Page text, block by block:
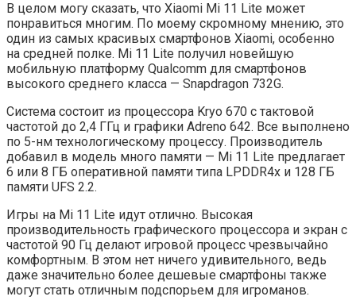
В целом могу сказать, что Xiaomi Mi 11 Lite может
понравиться многим. По моему скромному мнению, это
один из самых красивых смартфонов Xiaomi, особенно
на средней полке. Mi 11 Lite получил новейшую
мобильную платформу Qualcomm для смартфонов
высокого среднего класса — Snapdragon 732G.
Система состоит из процессора Kryo 670 с тактовой
частотой до 2,4 ГГц и графики Adreno 642. Все выполнено
по 5-нм технологическому процессу. Производитель
добавил в модель много памяти — Mi 11 Lite предлагает
6 или 8 ГБ оперативной памяти типа LPDDR4x и 128 ГБ
памяти UFS 2.2.
Игры на Mi 11 Lite идут отлично. Высокая
производительность графического процессора и экран с
частотой 90 Гц делают игровой процесс чрезвычайно
комфортным. В этом нет ничего удивительного, ведь
даже значительно более дешевые смартфоны также
могут стать отличным подспорьем для игроманов.